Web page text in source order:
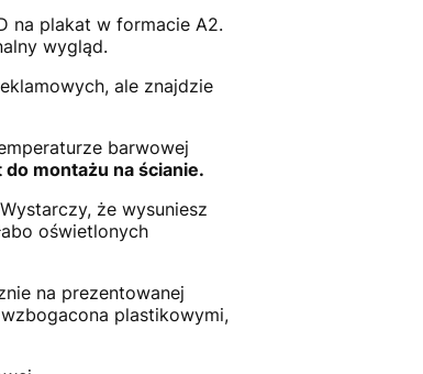
na plakat w formacie A2.
wygląd.
ale znajdzie
barwowej
montażu na ścianie.
że wysuniesz
oświetlonych
na prezentowanej
plastikowymi,